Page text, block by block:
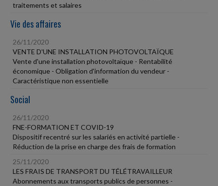
traitements et salaires
Vie des affaires
26/11/2020
VENTE D'UNE INSTALLATION PHOTOVOLTAÏQUE
Vente d'une installation photovoltaïque - Rentabilité
économique - Obligation d'information du vendeur -
Caractéristique non essentielle
Social
26/11/2020
FNE-FORMATION ET COVID-19
Dispositif recentré sur les salariés en activité partielle -
Réduction de la prise en charge des frais de formation
25/11/2020
LES FRAIS DE TRANSPORT DU TÉLÉTRAVAILLEUR
Abonnements aux transports publics de personnes -